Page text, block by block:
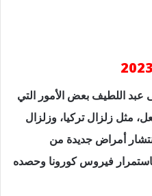
توقعت ليلى عبد اللطيف بعض الأمور التي
مثل زلزال تركيا، وزلزال
أمراض جديدة من
فيروس كورونا وحصده